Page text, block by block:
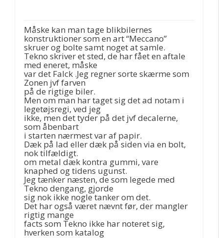
Måske kan man tage blikbilernes
konstruktioner som en art “Meccano”
skruer og bolte samt noget at samle.
Tekno skriver et sted, de har fået en aftale
med eneret, måske
var det Falck .Jeg regner sorte skærme som
Zonen jvf farven
på de rigtige biler.
Men om man har taget sig det ad notam i
legetøjsregi, ved jeg
ikke, men det tyder på det jvf decalerne,
som åbenbart
i starten nærmest var af papir.
Dæk på lad eller dæk på siden via en bolt,
nok tilfældigt.
om metal dæk kontra gummi, vare
knaphed og tidens ugunst.
Jeg tænker næsten, de som legede med
Tekno dengang, gjorde
sig nok ikke nogle tanker om det.
Det har også været nævnt før, der mangler
rigtig mange
facts som Tekno ikke har noteret sig,
hverken som katalog